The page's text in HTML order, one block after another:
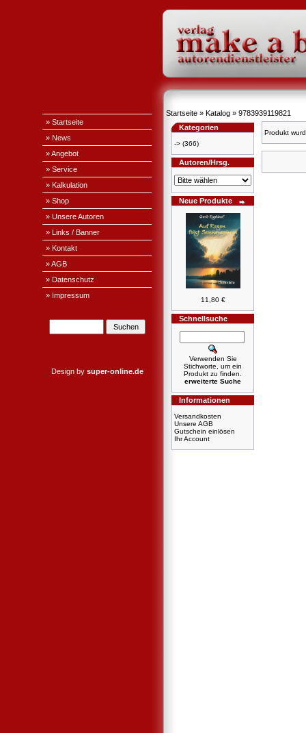
» Startseite
» News
» Angebot
» Service
» Kalkulation
» Shop
» Unsere Autoren
» Links / Banner
» Kontakt
» AGB
» Datenschutz
» Impressum
Design by super-online.de
Startseite » Katalog » 9783939119821
Kategorien
-> (366)
Autoren/Hrsg.
Neue Produkte
11,80 €
Schnellsuche
Verwenden Sie
Stichworte, um ein
Produkt zu finden.
erweiterte Suche
Informationen
Versandkosten
Unsere AGB
Gutschein einlösen
Ihr Account
Produkt